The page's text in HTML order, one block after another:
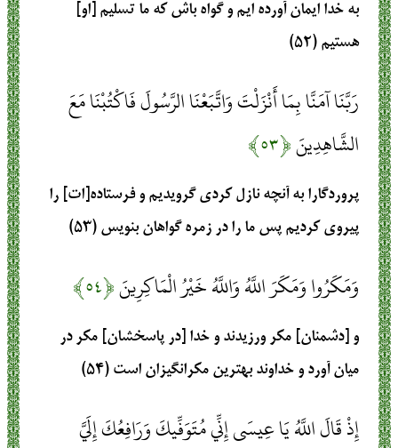
به خدا ايمان آورده‏ ايم و گواه باش كه ما تسليم [او]
هستيم (۵۲)
رَبَّنَا آمَنَّا بِمَا أَنْزَلْتَ وَاتَّبَعْنَا الرَّسُولَ فَاكْتُبْنَا مَعَ
الشَّاهِدِينَ﴿۵۳﴾
پروردگارا به آنچه نازل كردى گرويديم و فرستاده[ات] را
پيروى كرديم پس ما را در زمره گواهان بنويس (۵۳)
وَمَكَرُوا وَمَكَرَ اللَّهُ وَاللَّهُ خَيْرُ الْمَاكِرِينَ﴿۵۴﴾
و [دشمنان] مكر ورزيدند و خدا [در پاسخشان] مكر در
ميان آورد و خداوند بهترين مكرانگيزان است (۵۴)
إِذْ قَالَ اللَّهُ يَا عِيسَى إِنِّي مُتَوَفِّيكَ وَرَافِعُكَ إِلَيَّ